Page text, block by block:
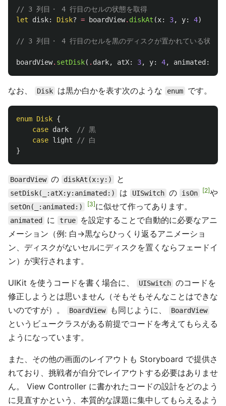
// 3 列目・ 4 行目のセルの状態を取得
let
disk: Disk? = boardView. diskAt (x: 3, y: 4)
// 3 列目・ 4 行目のセルを黒のディスクが置かれてい
boardView. setDisk( . dark, atX: 3, y: 4, animated :
なお、 Disk は黒か白かを表す次のような enum です。
enum Disk {
case dark
// 黒
case light
// 白
}
BoardView の diskAt(x:y:) と
setDisk(_:atX:y:animated:) は UISwitch の isOn 2 や
setOn(_:animated:) 3 に似せて作ってあります。
animated に true
を設定することで自動的に必要なアニ
メーション（例: 白→黒ならひっくり返るアニメーショ
ン、ディスクがないセルにディスクを置くならフェードイ
ン）が実行されます。
UIKit を使うコードを書く場合に、 UISwitch のコードを
修正しようとは思いません（そもそもそんなことはできな
いのですが）。
BoardView も同じように、 BoardView
というビュークラスがある前提でコードを考えてもらえる
ようになっています。
また、その他の画面のレイアウトも Storyboard で提供さ
れており、挑戦者が自分でレイアウトする必要はありませ
ん。 View Controller に書かれたコードの設計をどのよう
に見直すかという、本質的な課題に集中してもらえるよう